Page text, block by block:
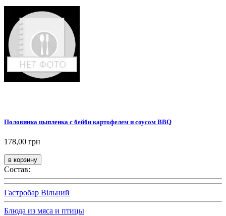
Половинка цыпленка с бейби картофелем и соусом BBQ
178,00 грн
Состав:
Гастробар Вільний
Блюда из мяса и птицы